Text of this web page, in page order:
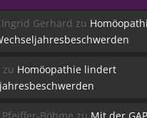
Gerhard zu
zu Homöopathie lindert